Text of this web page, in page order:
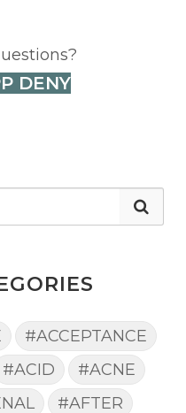
DENY
#ACCEPTANCE
#ACID
#ACNE
#AFTER